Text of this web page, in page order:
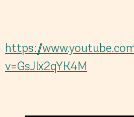
https://
v=GsJlx2qYK4M